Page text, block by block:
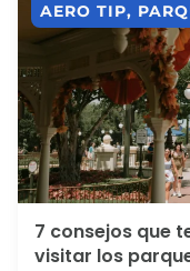
AERO TIP,
7 consejos que
visitar los